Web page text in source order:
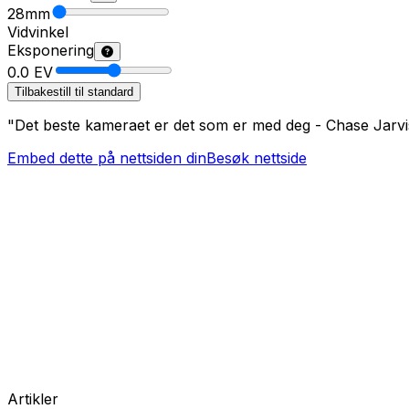
28mm
Vidvinkel
Eksponering
0.0 EV
Tilbakestill til standard
"Det beste kameraet er det som er med deg - Chase
Embed dette på nettsiden dinBesøk nettside
Artikler